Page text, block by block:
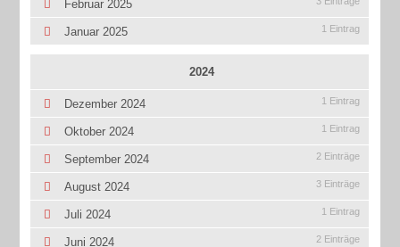
Februar 2025
Januar 2025 1 Eintrag
2024
Dezember 2024 1 Eintrag
Oktober 2024 1 Eintrag
September 2024 2 Einträge
August 2024 3 Einträge
Juli 2024 1 Eintrag
Juni 2024 2 Einträge